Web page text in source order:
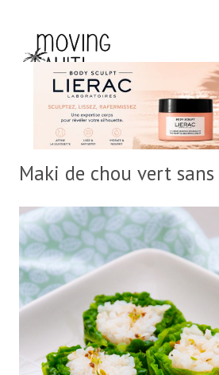
Maki de chou vert